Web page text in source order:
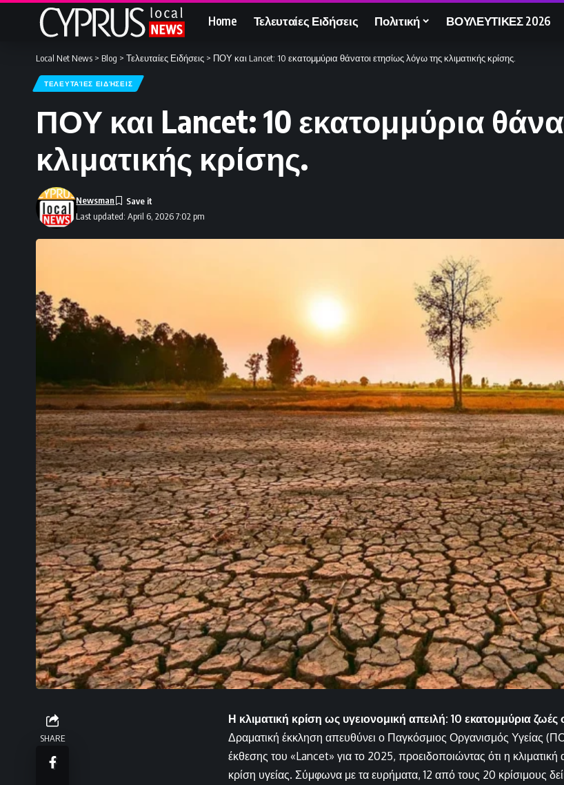
Home Τελευταίες Ειδήσεις Πολιτική ΒΟΥΛΕΥΤΙΚΕΣ 2026
Local Net News > Blog > Τελευταίες Ειδήσεις > ΠΟΥ και Lancet: 10 εκατομμύρια θάνατοι ετησίως λόγω της κλιματικής κρίσης.
ΤΕΛΕΥΤΑΊΕΣ ΕΙΔΉΣΕΙΣ
ΠΟΥ και Lancet: 10 εκατομμύρια
κλιματικής κρίσης.
Last updated: April 6, 2026 7:02 pm
Newsman
SHARE
Η κλιματική κρίση ως υγειονομική απειλή: 10 εκατομμύρια ζωές
Δραματική έκκληση απευθύνει ο Παγκόσμιος Οργανισμός Υγείας
έκθεσης του «Lancet» για το 2025, προειδοποιώντας ότι η
κρίση υγείας. Σύμφωνα με τα ευρήματα, 12 από τους 20 κρίσιμους